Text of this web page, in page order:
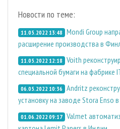
Новости по теме:
11.05.2022 13:48 Mondi Group
расширение производства в
11.05.2022 12:18 Voith
специальной бумаги на фабрике
06.05.2022 10:36 Andritz
установку на заводе Stora Enso
01.06.2022 09:17 Valmet